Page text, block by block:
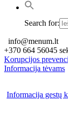
Search for:
info@menum.lt
+370 664 56045
Korupcijos
Informacija tėvams
Informacija gestų